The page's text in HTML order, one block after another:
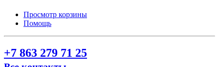
Просмотр корзины
Помощь
+7 863 279 71 25